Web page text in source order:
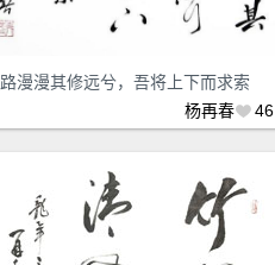
路漫漫其修远兮，吾将上下而求索
杨再春
46